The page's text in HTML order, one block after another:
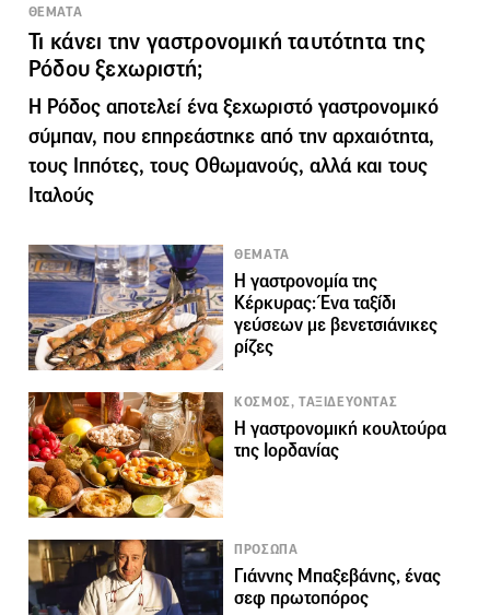
ΘΕΜΑΤΑ
Τι κάνει την γαστρονομική ταυτότητα της
Ρόδου ξεχωριστή;
Η Ρόδος αποτελεί ένα ξεχωριστό γαστρονομικό
σύμπαν, που επηρεάστηκε από την αρχαιότητα,
τους Ιππότες, τους Οθωμανούς, αλλά και τους
Ιταλούς
ΘΕΜΑΤΑ
Η γαστρονομία της
Κέρκυρας: Ένα ταξίδι
γεύσεων με βενετσιάνικες
ρίζες
KΟΣΜΟΣ, ΤΑΞΙΔΕΥΟΝΤΑΣ
Η γαστρονομική κουλτούρα
της Ιορδανίας
ΠΡΟΣΩΠΑ
Γιάννης Μπαξεβάνης, ένας
σεφ πρωτοπόρος